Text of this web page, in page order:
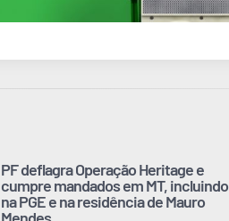
PF deflagra Operação Heritage e
cumpre mandados em MT, incluindo
na PGE e na residência de Mauro
Mendes